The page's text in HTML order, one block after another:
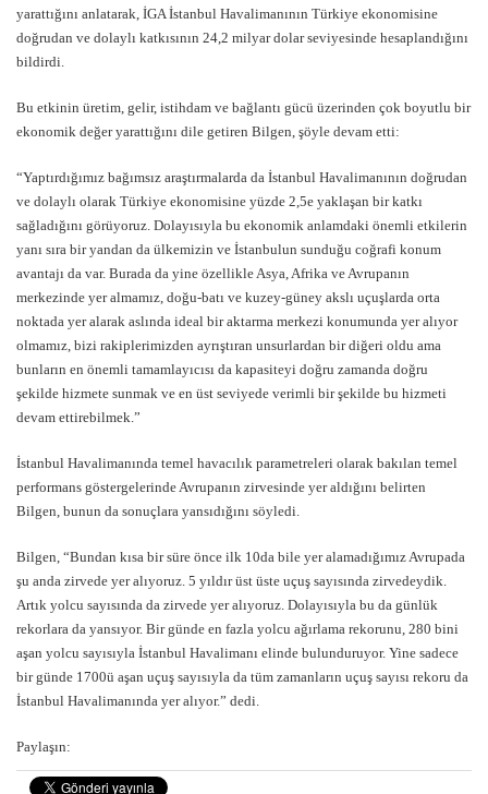
yarattığını anlatarak, İGA İstanbul Havalimanının Türkiye ekonomisine
doğrudan ve dolaylı katkısının 24,2 milyar dolar seviyesinde hesaplandığını
bildirdi.
Bu etkinin üretim, gelir, istihdam ve bağlantı gücü üzerinden çok boyutlu bir
ekonomik değer yarattığını dile getiren Bilgen, şöyle devam etti:
“Yaptırdığımız bağımsız araştırmalarda da İstanbul Havalimanının doğrudan
ve dolaylı olarak Türkiye ekonomisine yüzde 2,5e yaklaşan bir katkı
sağladığını görüyoruz. Dolayısıyla bu ekonomik anlamdaki önemli etkilerin
yanı sıra bir yandan da ülkemizin ve İstanbulun sunduğu coğrafi konum
avantajı da var. Burada da yine özellikle Asya, Afrika ve Avrupanın
merkezinde yer almamız, doğu-batı ve kuzey-güney akslı uçuşlarda orta
noktada yer alarak aslında ideal bir aktarma merkezi konumunda yer alıyor
olmamız, bizi rakiplerimizden ayrıştıran unsurlardan bir diğeri oldu ama
bunların en önemli tamamlayıcısı da kapasiteyi doğru zamanda doğru
şekilde hizmete sunmak ve en üst seviyede verimli bir şekilde bu hizmeti
devam ettirebilmek.”
İstanbul Havalimanında temel havacılık parametreleri olarak bakılan temel
performans göstergelerinde Avrupanın zirvesinde yer aldığını belirten
Bilgen, bunun da sonuçlara yansıdığını söyledi.
Bilgen, “Bundan kısa bir süre önce ilk 10da bile yer alamadığımız Avrupada
şu anda zirvede yer alıyoruz. 5 yıldır üst üste uçuş sayısında zirvedeydik.
Artık yolcu sayısında da zirvede yer alıyoruz. Dolayısıyla bu da günlük
rekorlara da yansıyor. Bir günde en fazla yolcu ağırlama rekorunu, 280 bini
aşan yolcu sayısıyla İstanbul Havalimanı elinde bulunduruyor. Yine sadece
bir günde 1700ü aşan uçuş sayısıyla da tüm zamanların uçuş sayısı rekoru da
İstanbul Havalimanında yer alıyor.” dedi.
Paylaşın: